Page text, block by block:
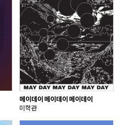
메이데이 메이데이 메이데이
미학관